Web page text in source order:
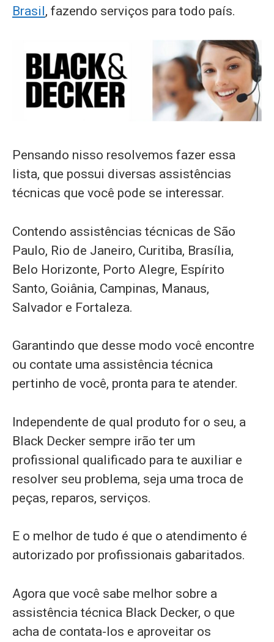
Brasil, fazendo serviços para todo país.
Pensando nisso resolvemos fazer essa
lista, que possui diversas assistências
técnicas que você pode se interessar.
Contendo assistências técnicas de São
Paulo, Rio de Janeiro, Curitiba, Brasília,
Belo Horizonte, Porto Alegre, Espírito
Santo, Goiânia, Campinas, Manaus,
Salvador e Fortaleza.
Garantindo que desse modo você encontre
ou contate uma assistência técnica
pertinho de você, pronta para te atender.
Independente de qual produto for o seu, a
Black Decker sempre irão ter um
profissional qualificado para te auxiliar e
resolver seu problema, seja uma troca de
peças, reparos, serviços.
E o melhor de tudo é que o atendimento é
autorizado por profissionais gabaritados.
Agora que você sabe melhor sobre a
assistência técnica Black Decker, o que
acha de contata-los e aproveitar os